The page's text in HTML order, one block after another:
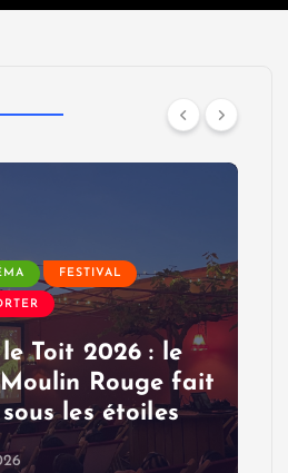
FESTIVAL
Toit 2026 : le
Rouge fait
les étoiles